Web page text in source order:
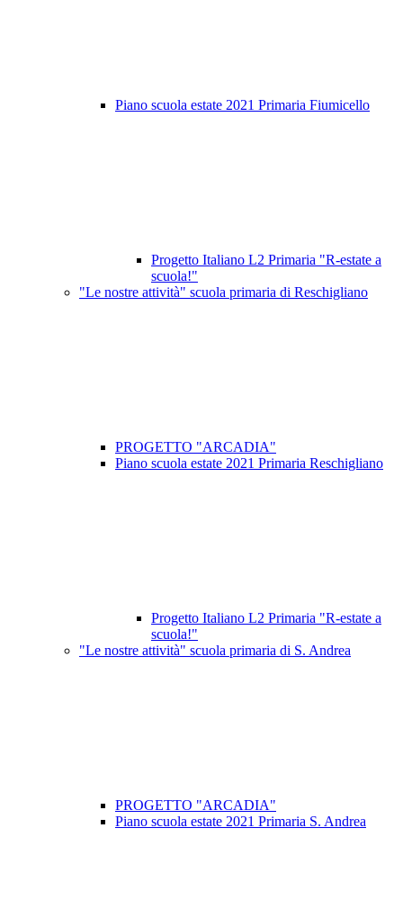
Piano scuola estate 2021 Primaria Fiumicello
Progetto Italiano L2 Primaria "R-estate a
scuola!"
"Le nostre attività" scuola primaria di Reschigliano
PROGETTO "ARCADIA"
Piano scuola estate 2021 Primaria Reschigliano
Progetto Italiano L2 Primaria "R-estate a
scuola!"
"Le nostre attività" scuola primaria di S. Andrea
PROGETTO "ARCADIA"
Piano scuola estate 2021 Primaria S. Andrea